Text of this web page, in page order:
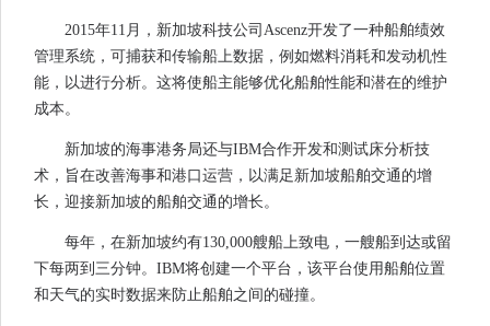
2015年11月，新加坡科技公司Ascenz开发了一种船舶绩效
管理系统，可捕获和传输船上数据，例如燃料消耗和发动机性
能，以进行分析。这将使船主能够优化船舶性能和潜在的维护
成本。
新加坡的海事港务局还与IBM合作开发和测试床分析技
术，旨在改善海事和港口运营，以满足新加坡船舶交通的增
长，迎接新加坡的船舶交通的增长。
每年，在新加坡约有130,000艘船上致电，一艘船到达或留
下每两到三分钟。IBM将创建一个平台，该平台使用船舶位置
和天气的实时数据来防止船舶之间的碰撞。